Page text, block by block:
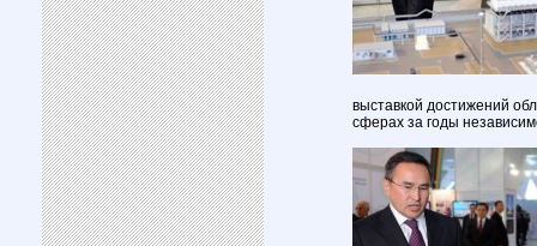
выставкой достижений
сферах за годы